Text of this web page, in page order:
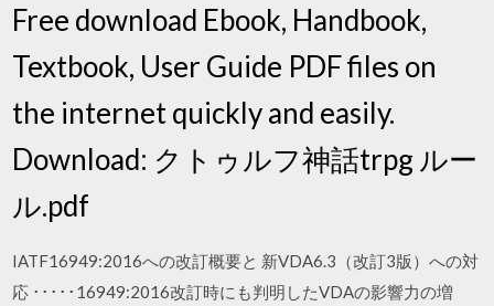
Free download Ebook, Handbook,
Textbook, User Guide PDF files on
the internet quickly and easily.
Download: クトゥルフ神話trpg ルー
ル.pdf
IATF16949:2016への改訂概要と 新VDA6.3（改訂3版）への対
応 ･････16949:2016改訂時にも判明したVDAの影響力の増